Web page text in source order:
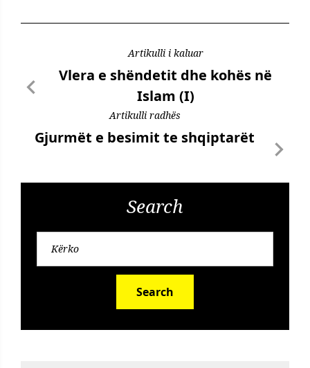
Artikulli i kaluar
Vlera e shëndetit dhe kohës në
Islam (I)
Artikulli radhës
Gjurmët e besimit te shqiptarët
Search
Search